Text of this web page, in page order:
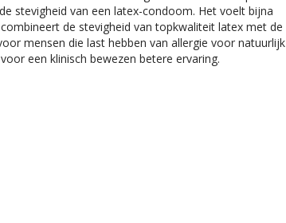
stevigheid van een latex-condoom. Het voelt bijna
de stevigheid van topkwaliteit latex met de
mensen die last hebben van allergie voor natuurlijk
een klinisch bewezen betere ervaring.